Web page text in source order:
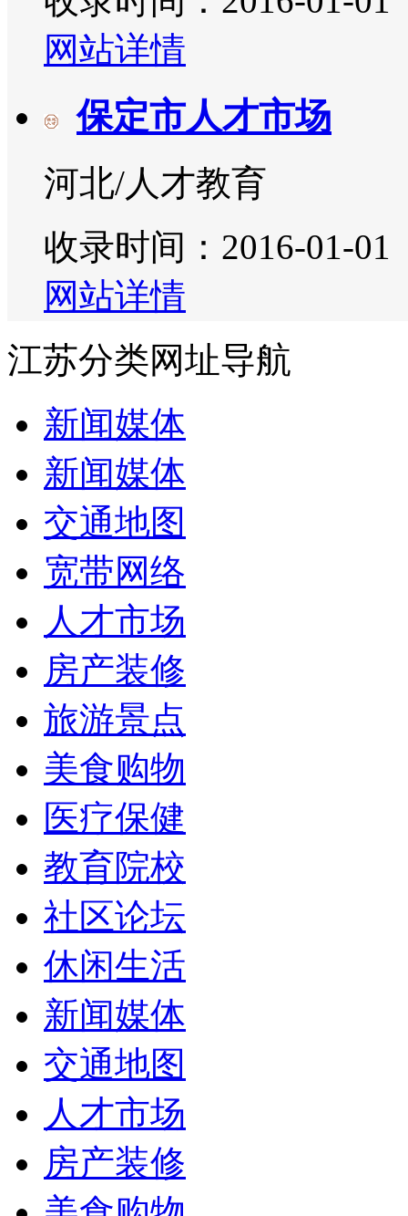
网站详情
保定市人才市场
河北/人才教育
收录时间：2016-01-01
网站详情
江苏分类网址导航
新闻媒体
新闻媒体
交通地图
宽带网络
人才市场
房产装修
旅游景点
美食购物
医疗保健
教育院校
社区论坛
休闲生活
新闻媒体
交通地图
人才市场
房产装修